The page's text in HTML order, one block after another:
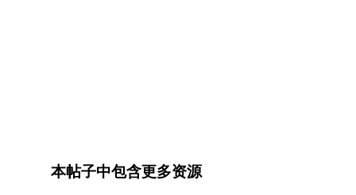
本帖子中包含更多资源